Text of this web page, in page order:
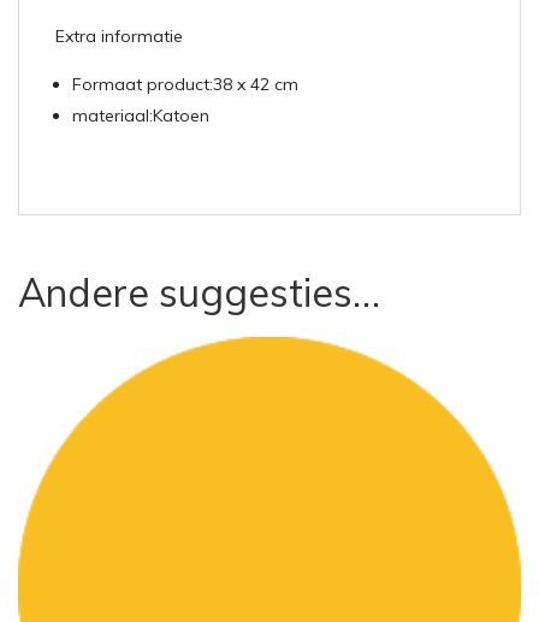
Extra informatie
Formaat product:38 x 42 cm
materiaal:Katoen
Andere suggesties…